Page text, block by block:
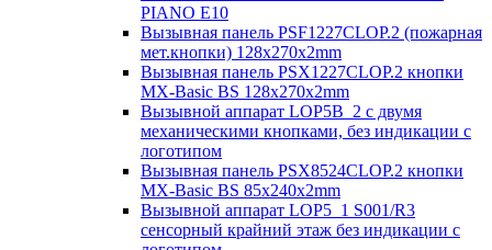
PIANO E10
Вызывная панель PSF1227CLOP.2 (пожарная
мет.кнопки) 128х270х2mm
Вызывная панель PSX1227CLOP.2 кнопки
MX-Basic BS 128х270х2mm
Вызывной аппарат LOP5B_2 с двумя
механическими кнопками, без индикации с
логотипом
Вызывная панель PSX8524CLOP.2 кнопки
MX-Basic BS 85х240х2mm
Вызывной аппарат LOP5_1 S001/R3
сенсорный крайний этаж без индикации с